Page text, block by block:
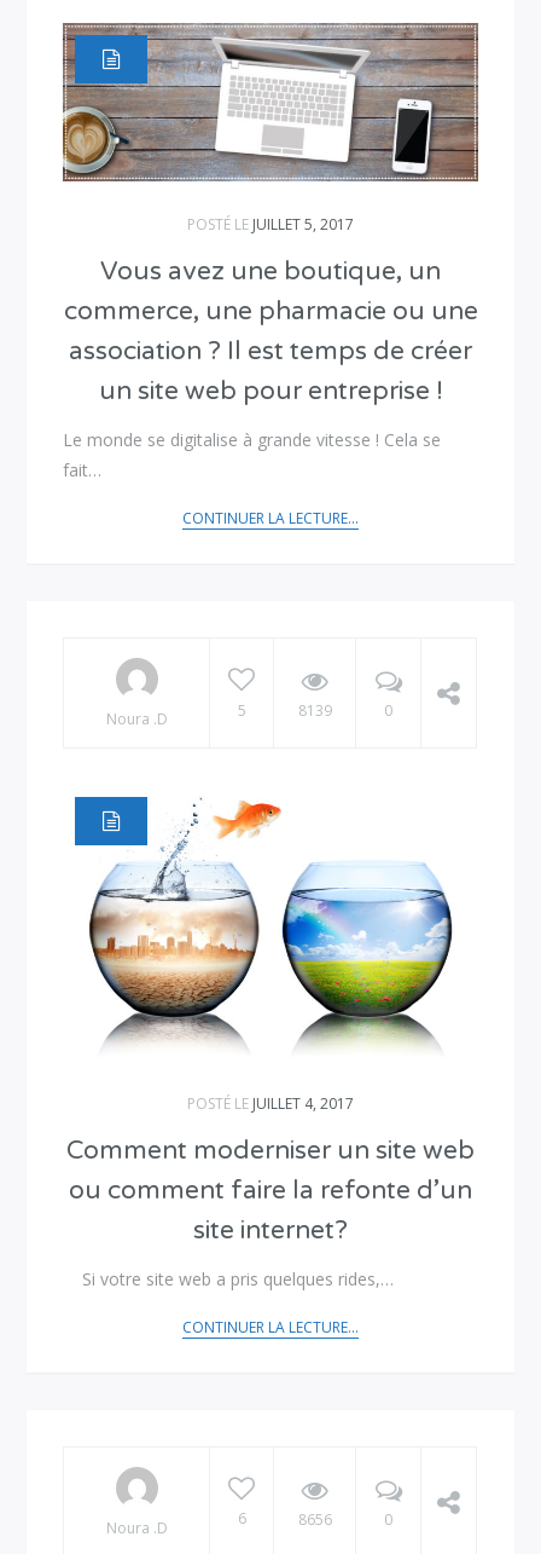
POSTÉ LE JUILLET 5, 2017
Vous avez une boutique, un
commerce, une pharmacie ou une
association ? Il est temps de créer
un site web pour entreprise !
Le monde se digitalise à grande vitesse ! Cela se
fait…
CONTINUER LA LECTURE...
Noura .D 5 8139 0
POSTÉ LE JUILLET 4, 2017
Comment moderniser un site web
ou comment faire la refonte d’un
site internet?
Si votre site web a pris quelques rides,…
CONTINUER LA LECTURE...
Noura .D 6 8656 0